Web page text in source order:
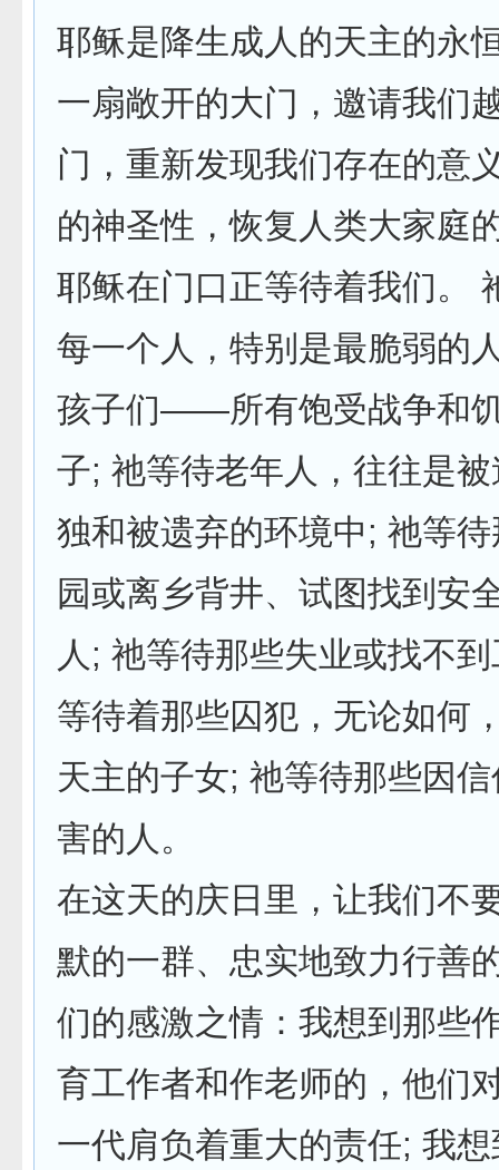
耶稣是降生成人的天主的永
一扇敞开的大门，邀请我们
门，重新发现我们存在的意
的神圣性，恢复人类大家庭
耶稣在门口正等待着我们。
每一个人，特别是最脆弱的
孩子们——所有饱受战争和
子; 祂等待老年人，往往是
独和被遗弃的环境中; 祂等
园或离乡背井、试图找到安
人; 祂等待那些失业或找不
等待着那些囚犯，无论如何
天主的子女; 祂等待那些因
害的人。
在这天的庆日里，让我们不
默的一群、忠实地致力行善
们的感激之情：我想到那些
育工作者和作老师的，他们
一代肩负着重大的责任; 我